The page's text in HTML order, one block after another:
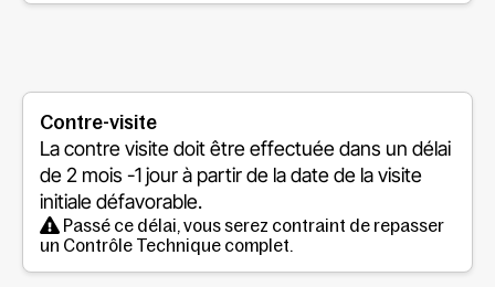
Contre-visite
La contre visite doit être effectuée dans un délai
de 2 mois -1 jourà partir de la date de la visite
initiale défavorable.
Passé ce délai, vous serez contraint de repasser
un Contrôle Technique complet.